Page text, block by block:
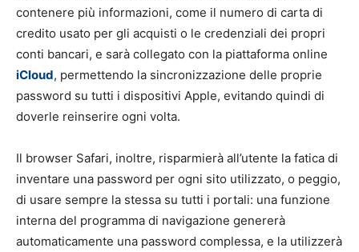
contenere più informazioni, come il numero di carta di
credito usato per gli acquisti o le credenziali dei propri
conti bancari, e sarà collegato con la piattaforma online
iCloud, permettendo la sincronizzazione delle proprie
password su tutti i dispositivi Apple, evitando quindi di
doverle reinserire ogni volta.
Il browser Safari, inoltre, risparmierà all’utente la fatica di
inventare una password per ogni sito utilizzato, o peggio,
di usare sempre la stessa su tutti i portali: una funzione
interna del programma di navigazione genererà
automaticamente una password complessa, e la utilizzerà